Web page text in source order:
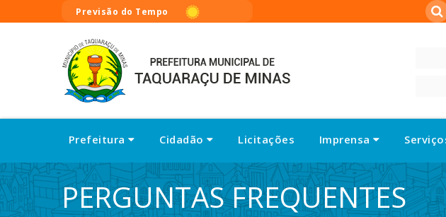
Previsão do Tempo
Prefeitura Cidadão Licitações Imprensa
PERGUNTAS FREQUENTES